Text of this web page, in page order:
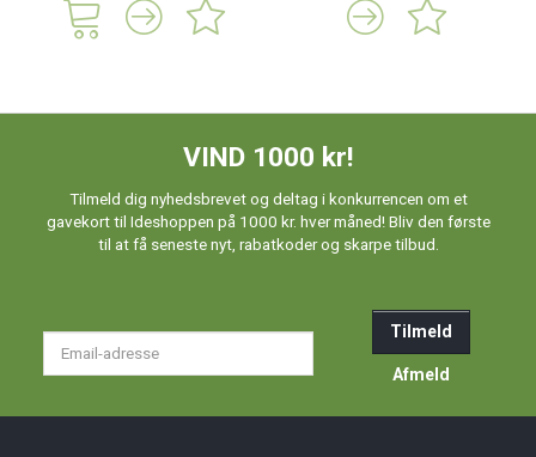
VIND 1000 kr!
Tilmeld dig nyhedsbrevet og deltag i konkurrencen om et
gavekort til Ideshoppen på 1000 kr. hver måned! Bliv den første
til at få seneste nyt, rabatkoder og skarpe tilbud.
Tilmeld
Afmeld